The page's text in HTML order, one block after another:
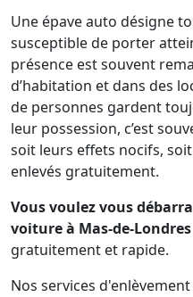
Une épave auto désigne
susceptible de porter
présence est souvent
d’habitation et dans des
de personnes gardent
leur possession, c’est
soit leurs effets nocifs,
enlevés gratuitement.
Vous voulez vous
voiture à Mas-de-Londres
gratuitement et rapide.
Nos services d'enlèvement